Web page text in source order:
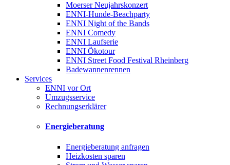
Moerser Neujahrskonzert
ENNI-Hunde-Beachparty
ENNI Night of the Bands
ENNI Comedy
ENNI Laufserie
ENNI Ökotour
ENNI Street Food Festival Rheinberg
Badewannenrennen
Services
ENNI vor Ort
Umzugsservice
Rechnungserklärer
Energieberatung
Energieberatung anfragen
Heizkosten sparen